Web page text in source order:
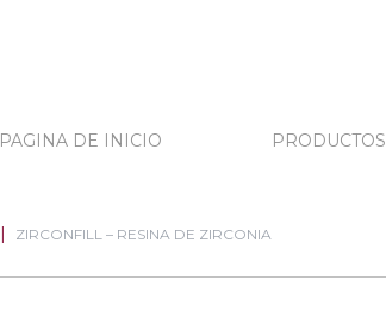
PAGINA DE INICIO PRODUCTOS
ZIRCONFILL – RESINA DE ZIRCONIA